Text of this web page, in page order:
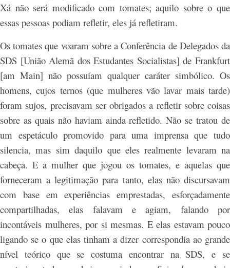
Xá não será modificado com tomates; aquilo sobre o que
essas pessoas podiam refletir, eles já refletiram.
Os tomates que voaram sobre a Conferência de Delegados da
SDS [União Alemã dos Estudantes Socialistas] de Frankfurt
[am Main] não possuíam qualquer caráter simbólico. Os
homens, cujos ternos (que mulheres vão lavar mais tarde)
foram sujos, precisavam ser obrigados a refletir sobre coisas
sobre as quais não haviam ainda refletido. Não se tratou de
um espetáculo promovido para uma imprensa que tudo
silencia, mas sim daquilo que eles realmente levaram na
cabeça. E a mulher que jogou os tomates, e aquelas que
forneceram a legitimação para tanto, elas não discursavam
com base em experiências emprestadas, esforçadamente
compartilhadas, elas falavam e agiam, falando por
incontáveis mulheres, por si mesmas. E elas estavam pouco
ligando se o que elas tinham a dizer correspondia ao grande
nível teórico que se costuma encontrar na SDS, e se